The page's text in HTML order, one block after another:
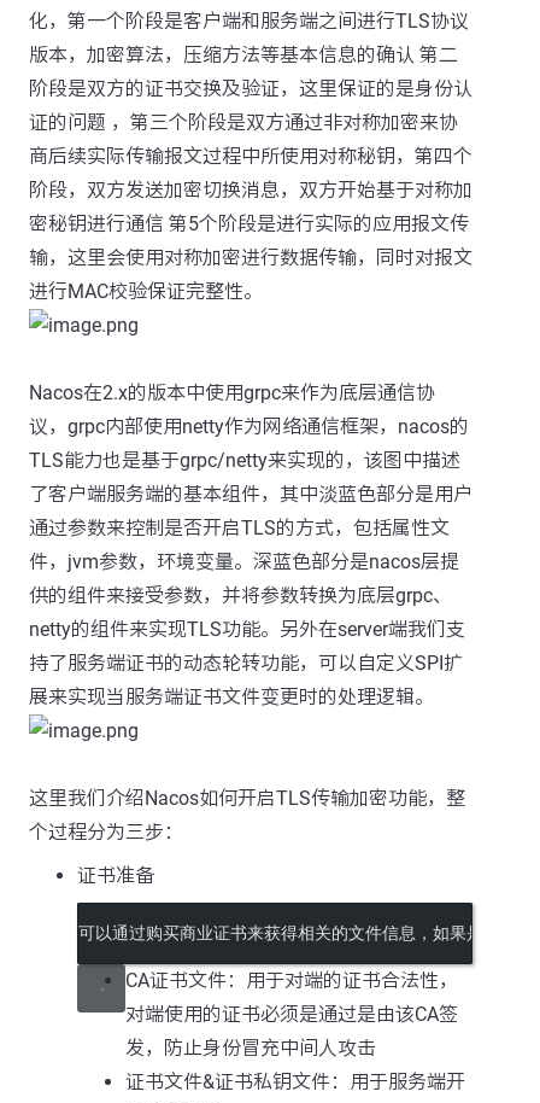
化，第一个阶段是客户端和服务端之间进行TLS协议
版本，加密算法，压缩方法等基本信息的确认 第二
阶段是双方的证书交换及验证，这里保证的是身份认
证的问题 ，第三个阶段是双方通过非对称加密来协
商后续实际传输报文过程中所使用对称秘钥，第四个
阶段，双方发送加密切换消息，双方开始基于对称加
密秘钥进行通信 第5个阶段是进行实际的应用报文传
输，这里会使用对称加密进行数据传输，同时对报文
进行MAC校验保证完整性。
Nacos在2.x的版本中使用grpc来作为底层通信协
议，grpc内部使用netty作为网络通信框架，nacos的
TLS能力也是基于grpc/netty来实现的，该图中描述
了客户端服务端的基本组件，其中淡蓝色部分是用户
通过参数来控制是否开启TLS的方式，包括属性文
件，jvm参数，环境变量。深蓝色部分是nacos层提
供的组件来接受参数，并将参数转换为底层grpc、
netty的组件来实现TLS功能。另外在server端我们支
持了服务端证书的动态轮转功能，可以自定义SPI扩
展来实现当服务端证书文件变更时的处理逻辑。
这里我们介绍Nacos如何开启TLS传输加密功能，整
个过程分为三步：
证书准备
可以通过购买商业证书来获得相关的文件信息，如果是开发
CA证书文件：用于对端的证书合法性，
对端使用的证书必须是通过是由该CA签
发，防止身份冒充中间人攻击
证书文件&证书私钥文件：用于服务端开